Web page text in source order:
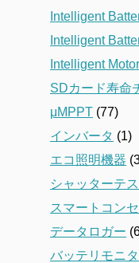
Intelligent
Intelligent
Intelligent
SDカード寿命
μMPPT (77)
インバータ (1)
エコ照明機器
シャッターテ
スマートコン
データロガー
バッテリモニタ